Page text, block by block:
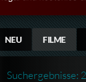
NEU FILME
Suchergebnisse: